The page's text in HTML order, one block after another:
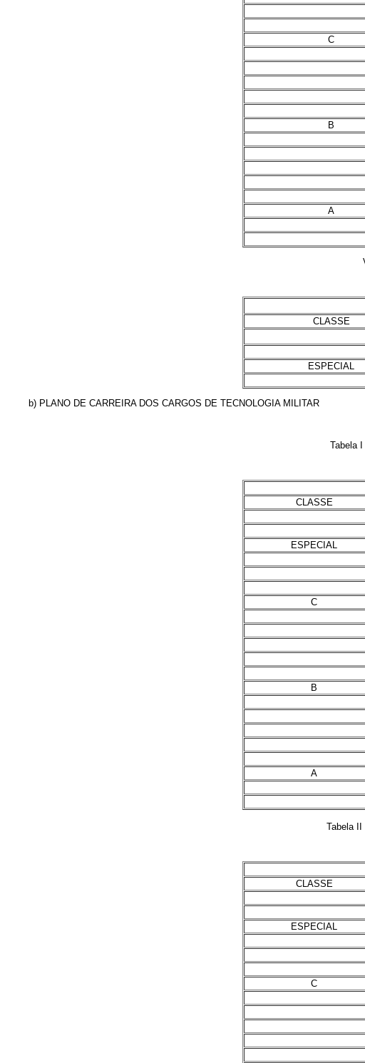
C
B
A
CLASSE
ESPECIAL
b) PLANO DE CARREIRA DOS CARGOS DE TECNOLOGIA MILITAR
Tabela
CLASSE
ESPECIAL
C
B
A
Tabela II
CLASSE
ESPECIAL
C